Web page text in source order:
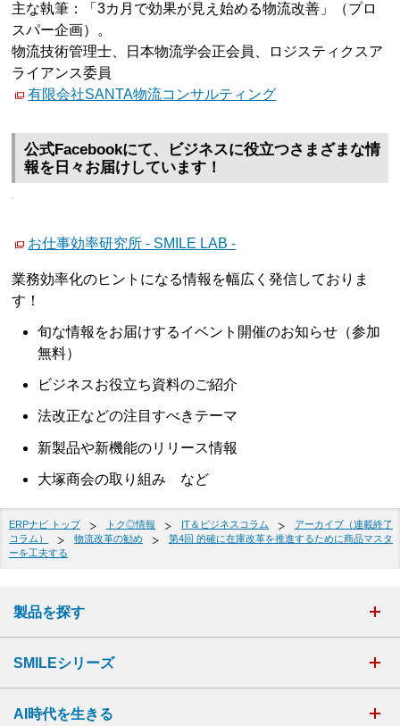
主な執筆：「3カ月で効果が見え始める物流改善」（プロ
スパー企画）。
物流技術管理士、日本物流学会正会員、ロジスティクスア
ライアンス委員
有限会社SANTA物流コンサルティング
公式Facebookにて、ビジネスに役立つさまざまな情
報を日々お届けしています！
お仕事効率研究所 - SMILE LAB -
業務効率化のヒントになる情報を幅広く発信しておりま
す！
旬な情報をお届けするイベント開催のお知らせ（参加
無料）
ビジネスお役立ち資料のご紹介
法改正などの注目すべきテーマ
新製品や新機能のリリース情報
大塚商会の取り組み など
ERPナビ トップ トク◎情報 IT＆ビジネスコラム
アーカイブ（連載終了
コラム）
物流改革の勧め
第4回 的確に在庫改革を推進するために商品マスタ
ーを工夫する
製品を探す
SMILEシリーズ
AI時代を生きる